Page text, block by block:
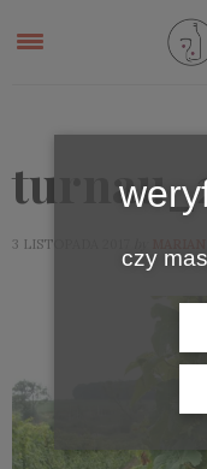
3 LISTOPADA 2017
czy